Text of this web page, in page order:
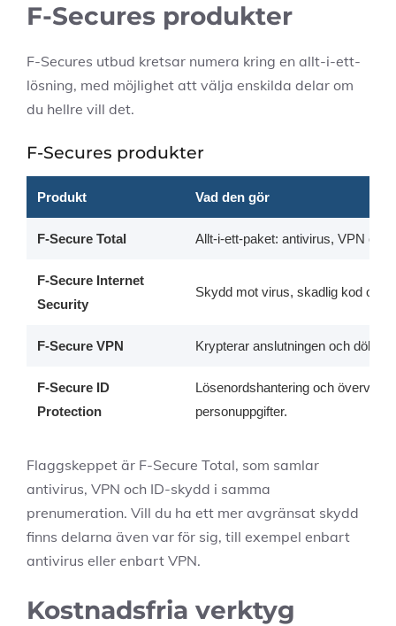
F-Secures produkter
F-Secures utbud kretsar numera kring en allt-i-ett-
lösning, med möjlighet att välja enskilda delar om
du hellre vill det.
F-Secures produkter
Produkt Vad den gör
F-Secure Total Allt-i-ett-paket: antivirus, VPN och
F-Secure Internet
Security
Skydd mot virus, skadlig kod och
F-Secure VPN Krypterar anslutningen och döljer
F-Secure ID
Protection
Lösenordshantering och
personuppgifter.
Flaggskeppet är F-Secure Total, som samlar
antivirus, VPN och ID-skydd i samma
prenumeration. Vill du ha ett mer avgränsat skydd
finns delarna även var för sig, till exempel enbart
antivirus eller enbart VPN.
Kostnadsfria verktyg